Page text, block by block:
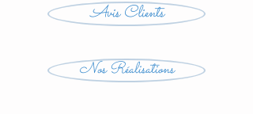
Avis Clients
Nos Réalisations